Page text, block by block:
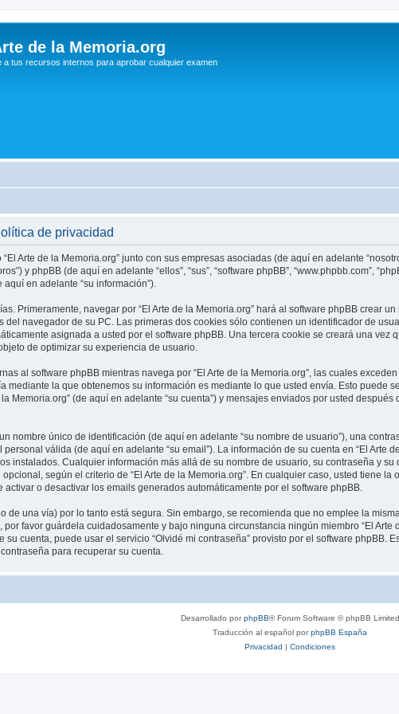
de la Memoria.org
a tus recursos internos para aprobar cualquier examen
de privacidad
Arte de la Memoria.org” junto con sus empresas asociadas (de aquí en adelante
y phpBB (de aquí en adelante “ellos”, “sus”, “software phpBB”, “www.phpbb.com”,
en adelante “su información”).
Primeramente, navegar por “El Arte de la Memoria.org” hará al software phpBB crear
del navegador de su PC. Las primeras dos cookies sólo contienen un identificador de
asignada a usted por el software phpBB. Una tercera cookie se creará una vez
de optimizar su experiencia de usuario.
al software phpBB mientras navega por “El Arte de la Memoria.org”, las cuales
mediante la que obtenemos su información es mediante lo que usted envía. Esto puede
Memoria.org” (de aquí en adelante “su cuenta”) y mensajes enviados por usted
nombre único de identificación (de aquí en adelante “su nombre de usuario”), una
válida (de aquí en adelante “su email”). La información de su cuenta en “El Arte
instalados. Cualquier información más allá de su nombre de usuario, su contraseña y su
según el criterio de “El Arte de la Memoria.org”. En cualquier caso, usted tiene
activar o desactivar los emails generados automáticamente por el software phpBB.
de una vía) por lo tanto está segura. Sin embargo, se recomienda que no emplee la
por favor guárdela cuidadosamente y bajo ninguna circunstancia ningún miembro “El
cuenta, puede usar el servicio “Olvidé mi contraseña” provisto por el software phpBB.
para recuperar su cuenta.
Desarrollado porphpBB® Forum Software © phpBB Limited
Traducción al español porphpBB España
Privacidad | Condiciones